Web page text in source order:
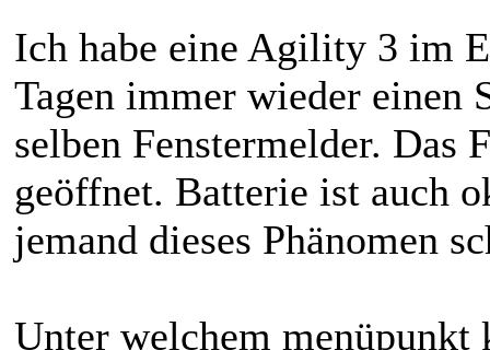
Ich habe eine Agility 3 im
Tagen immer wieder einen
selben Fenstermelder. Das
geöffnet. Batterie ist auch
jemand dieses Phänomen
Unter welchem menüpunkt